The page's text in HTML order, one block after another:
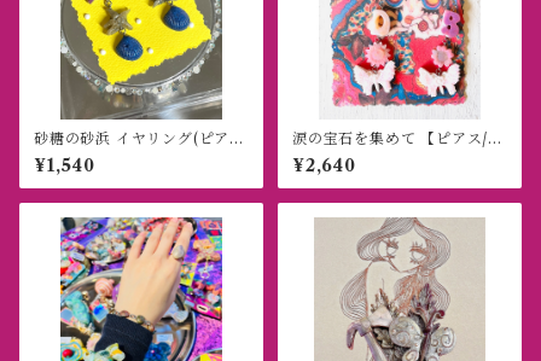
砂糖の砂浜 イヤリング(ピア
ス)
¥1,540
涙の宝石を集めて 【ピアス/ブ
レスレットセット】
¥2,640